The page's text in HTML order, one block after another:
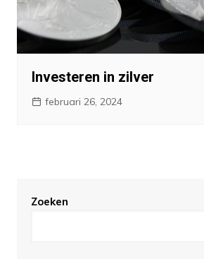
Investeren in zilver
februari 26, 2024
Zoeken